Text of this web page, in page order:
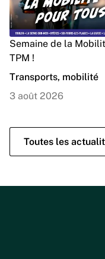
Toutes les
Semaine de la
TPM !
Transports, mobilité
3 août 2026